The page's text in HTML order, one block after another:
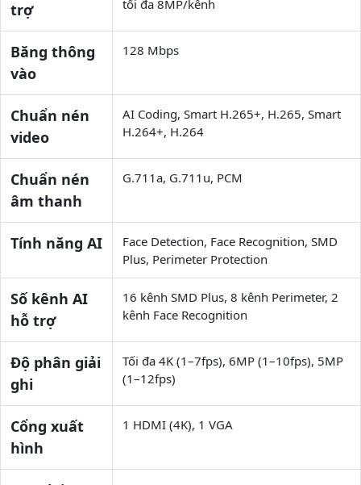
trợ
tối đa 8MP/kênh
Băng thông
vào
128 Mbps
Chuẩn nén
video
AI Coding, Smart H.265+, H.265, Smart
H.264+, H.264
Chuẩn nén
âm thanh
G.711a, G.711u, PCM
Tính năng AI
Face Detection, Face Recognition, SMD
Plus, Perimeter Protection
Số kênh AI
hỗ trợ
16 kênh SMD Plus, 8 kênh Perimeter, 2
kênh Face Recognition
Độ phân giải
ghi
Tối đa 4K (1–7fps), 6MP (1–10fps), 5MP
(1–12fps)
Cổng xuất
hình
1 HDMI (4K), 1 VGA